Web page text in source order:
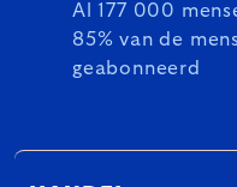
Al 177 000
85% van de
geabonneerd